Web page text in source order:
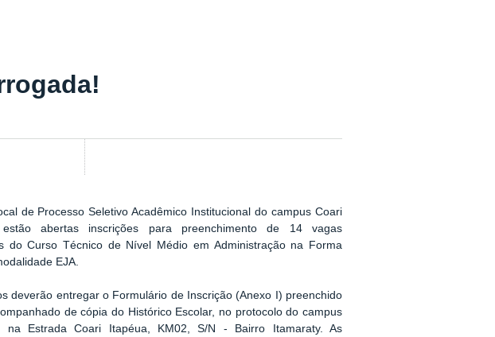
de Processo Seletivo Acadêmico Institucional do campus Coari
abertas inscrições para preenchimento de 14 vagas
do Curso Técnico de Nível Médio em Administração na Forma
EJA.
deverão entregar o Formulário de Inscrição (Anexo I) preenchido
de cópia do Histórico Escolar, no protocolo do campus
na Estrada Coari Itapéua, KM02, S/N - Bairro Itamaraty. As